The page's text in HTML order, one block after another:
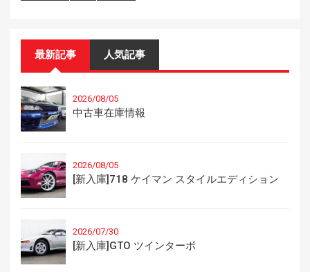
最新記事 人気記事
2026/08/05
中古車在庫情報
2026/08/05
[新入庫]718 ケイマン スタイルエディション
2026/07/30
[新入庫]GTO ツインターボ